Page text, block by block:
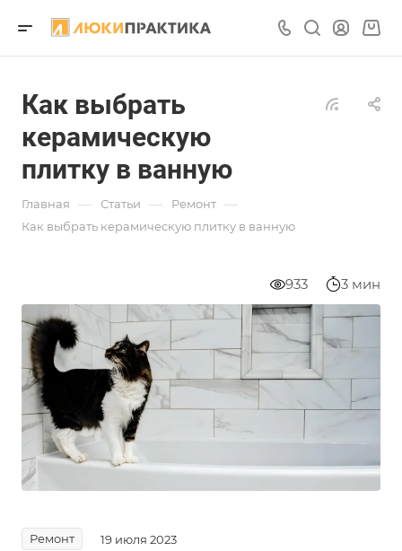
Как выбрать
керамическую
плитку в ванную
Главная — Статьи — Ремонт —
Как выбрать керамическую плитку в ванную
933 3 мин
Ремонт 19 июля 2023